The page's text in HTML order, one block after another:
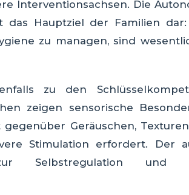
Interventionsachsen. Die
Hauptziel der Familien
zu managen, sind
zu den
zeigen sensorische
Geräuschen,
Stimulation erfordert. Der
Selbstregulation und